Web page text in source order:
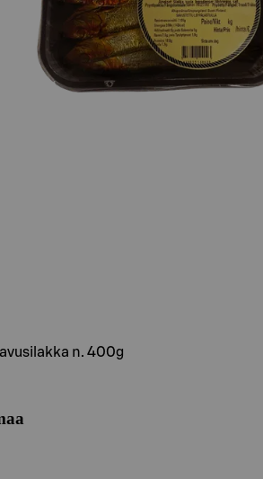
n. 400g